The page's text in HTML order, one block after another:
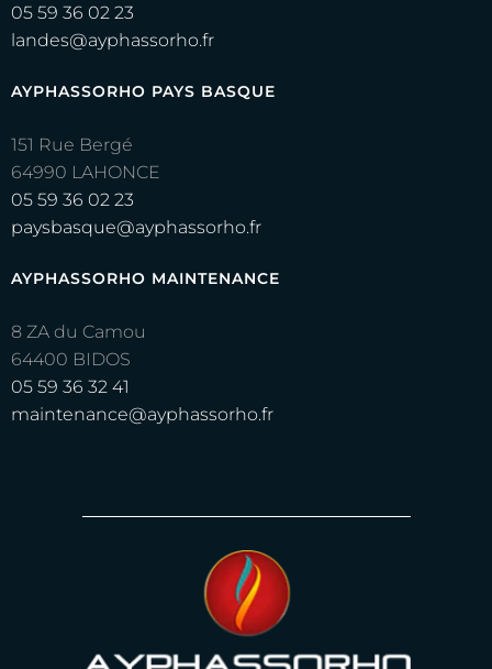
05 59 36 02 23
landes@ayphassorho.fr
AYPHASSORHO PAYS BASQUE
151 Rue Bergé
64990 LAHONCE
05 59 36 02 23
paysbasque@ayphassorho.fr
AYPHASSORHO MAINTENANCE
8 ZA du Camou
64400 BIDOS
05 59 36 32 41
maintenance@ayphassorho.fr